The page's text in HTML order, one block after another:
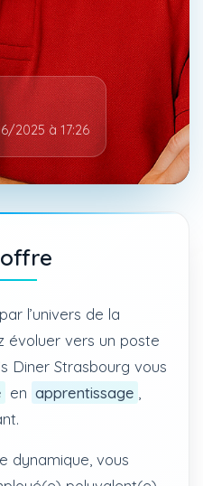
2025 à 17:26
l’univers de la
évoluer vers un poste
Diner Strasbourg vous
en apprentissage
dynamique, vous